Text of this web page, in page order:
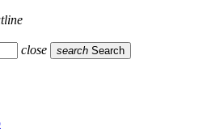
close search Search